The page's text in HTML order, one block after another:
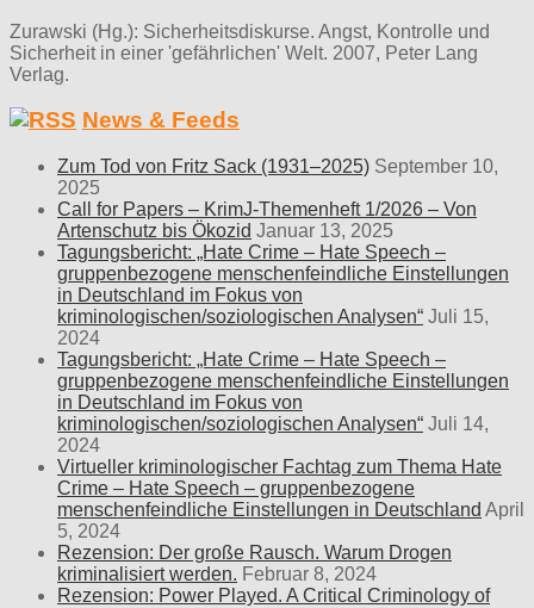
Zurawski (Hg.): Sicherheitsdiskurse. Angst, Kontrolle und
Sicherheit in einer 'gefährlichen' Welt. 2007, Peter Lang
Verlag.
News & Feeds
Zum Tod von Fritz Sack (1931–2025) September 10,
2025
Call for Papers – KrimJ-Themenheft 1/2026 – Von
Artenschutz bis Ökozid Januar 13, 2025
Tagungsbericht: „Hate Crime – Hate Speech –
gruppenbezogene menschenfeindliche Einstellungen
in Deutschland im Fokus von
kriminologischen/soziologischen Analysen“ Juli 15,
2024
Tagungsbericht: „Hate Crime – Hate Speech –
gruppenbezogene menschenfeindliche Einstellungen
in Deutschland im Fokus von
kriminologischen/soziologischen Analysen“ Juli 14,
2024
Virtueller kriminologischer Fachtag zum Thema Hate
Crime – Hate Speech – gruppenbezogene
menschenfeindliche Einstellungen in Deutschland April
5, 2024
Rezension: Der große Rausch. Warum Drogen
kriminalisiert werden. Februar 8, 2024
Rezension: Power Played. A Critical Criminology of